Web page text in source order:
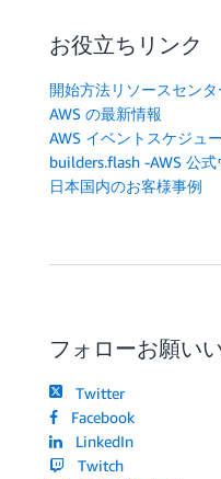
お役立ちリンク
開始方法リソースセンタ
AWS の最新情報
AWS イベントスケジュ
builders.flash -AWS 公
日本国内のお客様事例
フォローお願い
Twitter
Facebook
LinkedIn
Twitch